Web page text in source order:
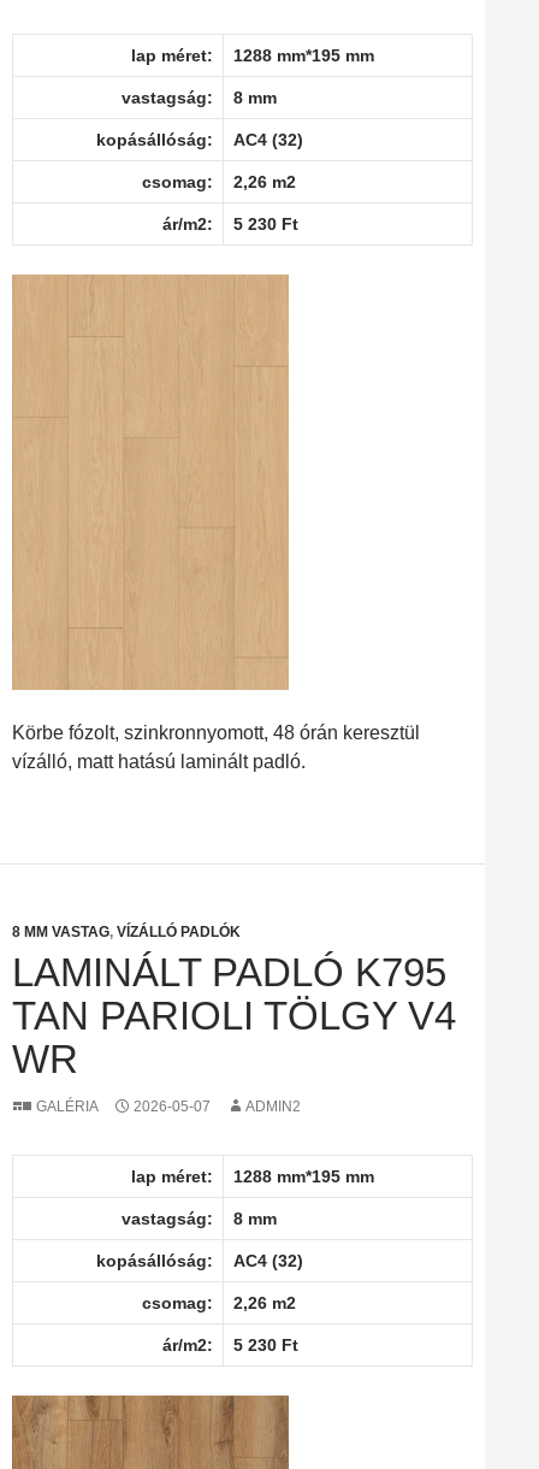
lap méret: 1288 mm*195 mm
vastagság: 8 mm
kopásállóság: AC4 (32)
csomag: 2,26 m2
ár/m2: 5 230 Ft
Körbe fózolt, szinkronnyomott, 48 órán keresztül
vízálló, matt hatású laminált padló.
8 MM VASTAG, VÍZÁLLÓ PADLÓK
LAMINÁLT PADLÓ K795
TAN PARIOLI TÖLGY V4
WR
GALÉRIA 2026-05-07 ADMIN2
lap méret: 1288 mm*195 mm
vastagság: 8 mm
kopásállóság: AC4 (32)
csomag: 2,26 m2
ár/m2: 5 230 Ft